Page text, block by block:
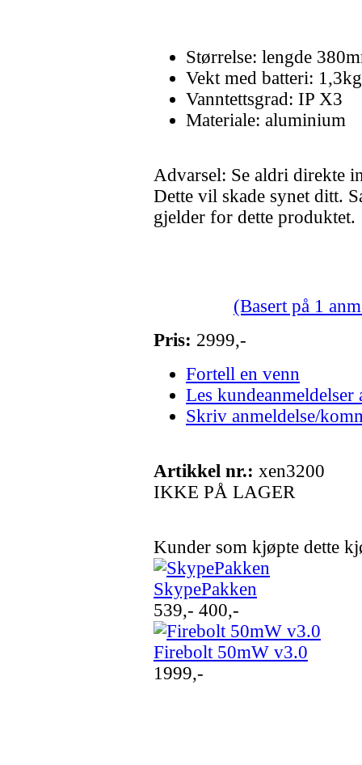
Størrelse: lengde
Vekt med batteri: 1,3kg
Vanntettsgrad: IP X3
Materiale: aluminium
Advarsel: Se aldri direkte
Dette vil skade synet ditt.
gjelder for dette produktet.
(Basert på 1
Pris: 2999,-
Fortell en venn
Les kundeanmeldelser
Skriv anmeldelse/
Artikkel nr.: xen3200
IKKE PÅ LAGER
Kunder som kjøpte dette
SkypePakken
539,- 400,-
Firebolt 50mW v3.0
1999,-